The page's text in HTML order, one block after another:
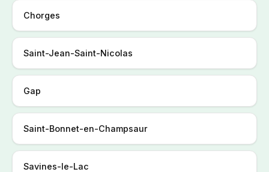
Chorges
Saint-Jean-Saint-Nicolas
Gap
Saint-Bonnet-en-Champsaur
Savines-le-Lac